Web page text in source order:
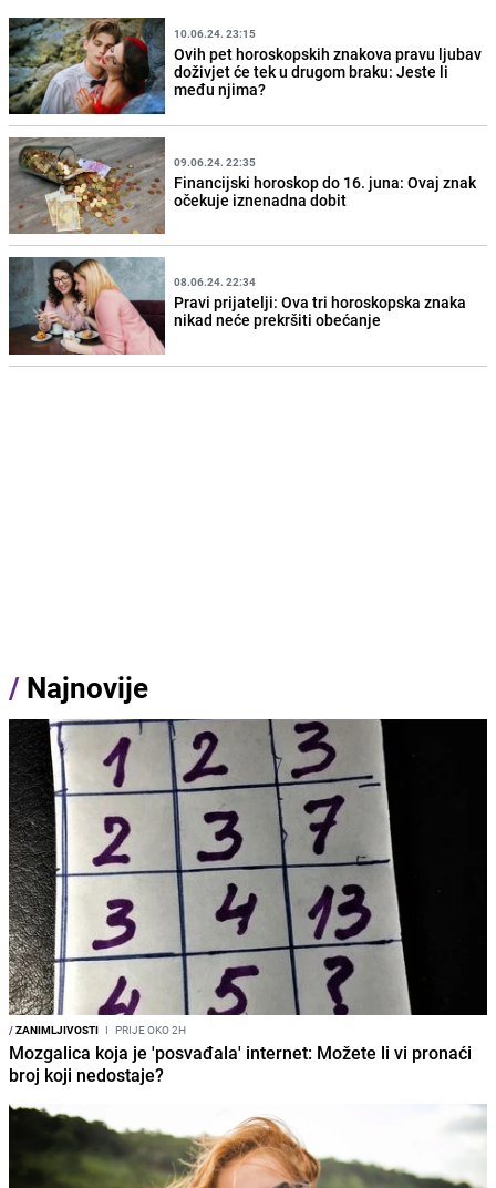
10.06.24. 23:15
Ovih pet horoskopskih znakova pravu ljubav
doživjet će tek u drugom braku: Jeste li
među njima?
09.06.24. 22:35
Financijski horoskop do 16. juna: Ovaj znak
očekuje iznenadna dobit
08.06.24. 22:34
Pravi prijatelji: Ova tri horoskopska znaka
nikad neće prekršiti obećanje
/ Najnovije
/ZANIMLJIVOSTI I PRIJE OKO 2H
Mozgalica koja je 'posvađala' internet: Možete li vi pronaći
broj koji nedostaje?